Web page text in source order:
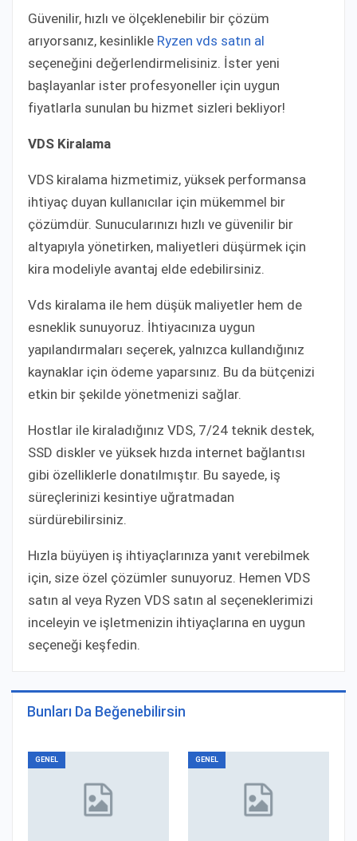
Güvenilir, hızlı ve ölçeklenebilir bir çözüm
arıyorsanız, kesinlikle Ryzen vds satın al
seçeneğini değerlendirmelisiniz. İster yeni
başlayanlar ister profesyoneller için uygun
fiyatlarla sunulan bu hizmet sizleri bekliyor!
VDS Kiralama
VDS kiralama hizmetimiz, yüksek performansa
ihtiyaç duyan kullanıcılar için mükemmel bir
çözümdür. Sunucularınızı hızlı ve güvenilir bir
altyapıyla yönetirken, maliyetleri düşürmek için
kira modeliyle avantaj elde edebilirsiniz.
Vds kiralama ile hem düşük maliyetler hem de
esneklik sunuyoruz. İhtiyacınıza uygun
yapılandırmaları seçerek, yalnızca kullandığınız
kaynaklar için ödeme yaparsınız. Bu da bütçenizi
etkin bir şekilde yönetmenizi sağlar.
Hostlar ile kiraladığınız VDS, 7/24 teknik destek,
SSD diskler ve yüksek hızda internet bağlantısı
gibi özelliklerle donatılmıştır. Bu sayede, iş
süreçlerinizi kesintiye uğratmadan
sürdürebilirsiniz.
Hızla büyüyen iş ihtiyaçlarınıza yanıt verebilmek
için, size özel çözümler sunuyoruz. Hemen VDS
satın al veya Ryzen VDS satın al seçeneklerimizi
inceleyin ve işletmenizin ihtiyaçlarına en uygun
seçeneği keşfedin.
Bunları Da Beğenebilirsin
GENEL GENEL